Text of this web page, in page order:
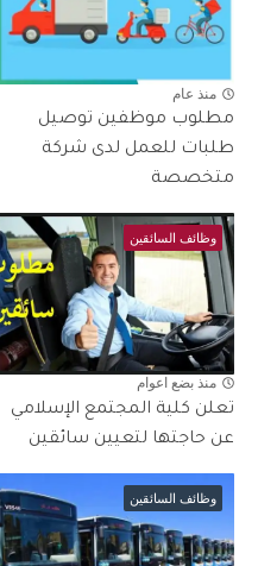
منذ عام
مطلوب موظفين توصيل
طلبات للعمل لدى شركة
متخصصة
وظائف السائقين
منذ بضع اعوام
تعلن كلية المجتمع الإسلامي
عن حاجتها لتعيين سائقين
وظائف السائقين